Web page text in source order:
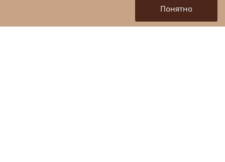
национальной программы
«Цифровая экономика»
Понятно